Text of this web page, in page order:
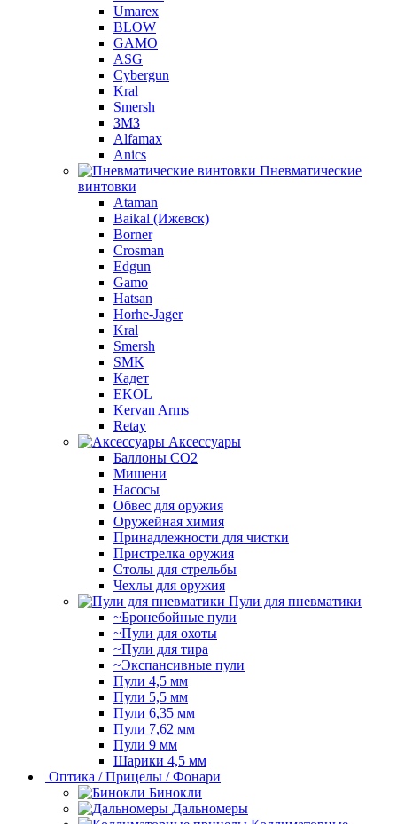
Umarex
BLOW
GAMO
ASG
Cybergun
Kral
Smersh
ЗМЗ
Alfamax
Anics
Пневматические
винтовки
Ataman
Baikal (Ижевск)
Borner
Crosman
Edgun
Gamo
Hatsan
Horhe-Jager
Kral
Smersh
SMK
Кадет
EKOL
Kervan Arms
Retay
Аксессуары
Баллоны СО2
Мишени
Насосы
Обвес для оружия
Оружейная химия
Принадлежности для чистки
Пристрелка оружия
Столы для стрельбы
Чехлы для оружия
Пули для пневматики
~Бронебойные пули
~Пули для охоты
~Пули для тира
~Экспансивные пули
Пули 4,5 мм
Пули 5,5 мм
Пули 6,35 мм
Пули 7,62 мм
Пули 9 мм
Шарики 4,5 мм
Оптика / Прицелы / Фонари
Бинокли
Дальномеры